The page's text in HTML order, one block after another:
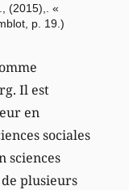
(2015),. «
p. 19.)
Il est
en
sociales
sciences
plusieurs